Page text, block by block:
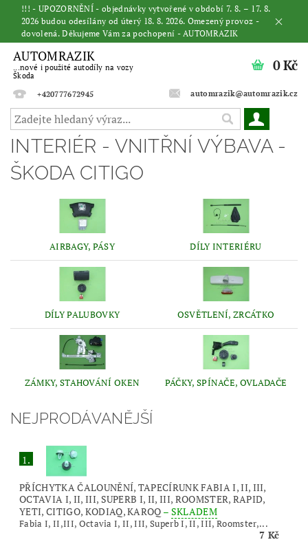
!!! - UPOZORNĚNÍ - objednávky vytvořené v období 7. 8. – 17. 8.
2026 budou odesílány od úterý 18. 8. 2026. Omezený provoz -
dovolená. Děkujeme Vám za pochopení - AUTOMRAZIK
AUTOMRAZIK
...nové i použité autodíly na vozy
Škoda
+420777672945
automrazik@automrazik.cz
0 Kč
INTERIÉR - VNITŘNÍ VÝBAVA -
ŠKODA CITIGO
AIRBAGY, PÁSY DÍLY INTERIÉRU
DÍLY PALUBOVKY OSVĚTLENÍ, ZRCÁTKO
ZÁMKY, STAHOVÁNÍ OKEN PÁČKY, SPÍNAČE, OVLADAČE
NEJPRODÁVANĚJŠÍ
1.
PŘÍCHYTKA ČALOUNĚNÍ, TAPECÍRUNK FABIA I, II, III,
OCTAVIA I, II, III, SUPERB I, II, III, ROOMSTER, RAPID,
YETI, CITIGO, KODIAQ, KAROQ – SKLADEM
Fabia I, II,III, Octavia I, II, III, Superb I, II, III, Roomster,...
7 Kč